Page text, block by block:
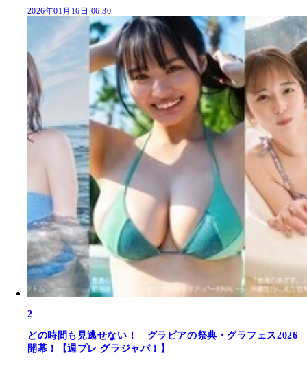
2026年01月16日 06:30
2
どの時間も見逃せない！ グラビアの祭典・グラフェス2026
開幕！【週プレ グラジャパ！】